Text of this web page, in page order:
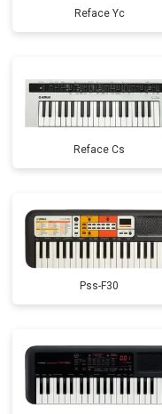
Reface Yc
Reface Cs
Pss-F30